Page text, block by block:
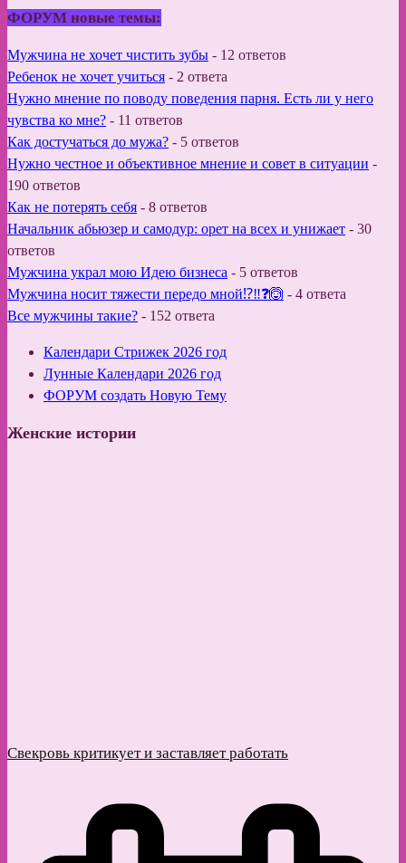
ФОРУМ новые темы:
Мужчина не хочет чистить зубы - 12 ответов
Ребенок не хочет учиться - 2 ответа
Нужно мнение по поводу поведения парня. Есть ли у него
чувства ко мне? - 11 ответов
Как достучаться до мужа? - 5 ответов
Нужно честное и объективное мнение и совет в ситуации -
190 ответов
Как не потерять себя - 8 ответов
Начальник абьюзер и самодур: орет на всех и унижает - 30
ответов
Мужчина украл мою Идею бизнеса - 5 ответов
Мужчина носит тяжести передо мной⁉️‼️❓🙆 - 4 ответа
Все мужчины такие? - 152 ответа
Календари Стрижек 2026 год
Лунные Календари 2026 год
ФОРУМ создать Новую Тему
Женские истории
Свекровь критикует и заставляет работать